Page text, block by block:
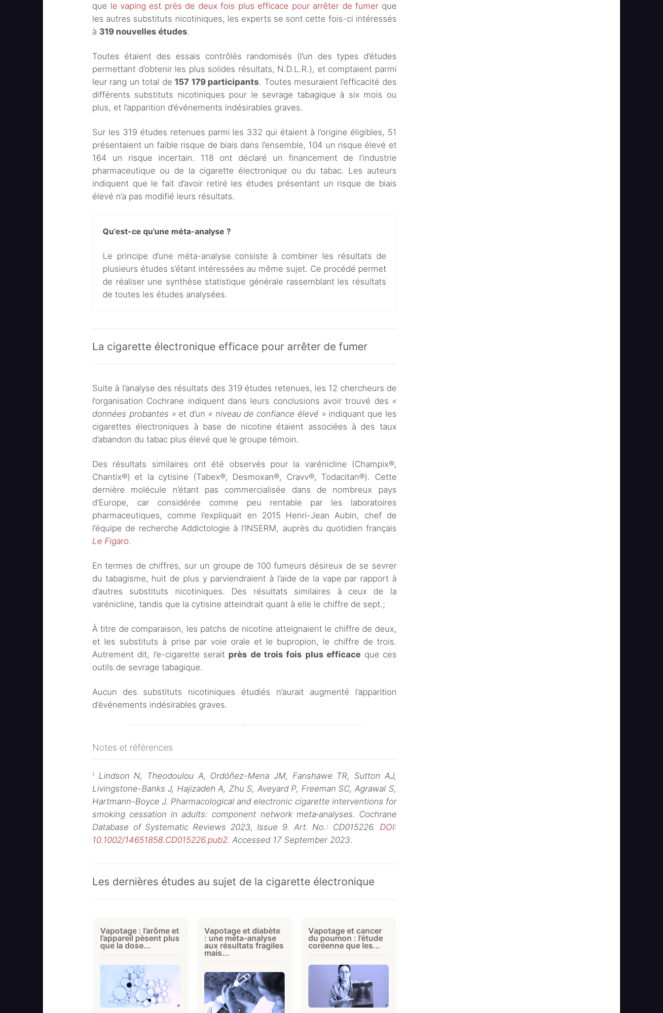
que le vaping est près de deux fois plus efficace pour arrêter de fumer que
les autres substituts nicotiniques, les experts se sont cette fois-ci intéressés
à 319 nouvelles études.
Toutes étaient des essais contrôlés randomisés (l’un des types d’études
permettant d’obtenir les plus solides résultats, N.D.L.R.), et comptaient parmi
leur rang un total de157 179 participants. Toutes mesuraient l’efficacité des
différents substituts nicotiniques pour le sevrage tabagique à six mois ou
plus, et l’apparition d’événements indésirables graves.
Sur les 319 études retenues parmi les 332 qui étaient à l’origine éligibles, 51
présentaient un faible risque de biais dans l’ensemble, 104 un risque élevé et
164 un risque incertain. 118 ont déclaré un financement de l’industrie
pharmaceutique ou de la cigarette électronique ou du tabac. Les auteurs
indiquent que le fait d’avoir retiré les études présentant un risque de biais
élevé n’a pas modifié leurs résultats.
Qu’est-ce qu’une méta-analyse ?
Le principe d’une méta-analyse consiste à combiner les résultats de
plusieurs études s’étant intéressées au même sujet. Ce procédé permet
de réaliser une synthèse statistique générale rassemblant les résultats
de toutes les études analysées.
La cigarette électronique efficace pour arrêter de fumer
Suite à l’analyse des résultats des 319 études retenues, les 12 chercheurs de
l’organisation Cochrane indiquent dans leurs conclusions avoir trouvé des «
données probantes » et d’un « niveau de confiance élevé » indiquant que les
cigarettes électroniques à base de nicotine étaient associées à des taux
d’abandon du tabac plus élevé que le groupe témoin.
Des résultats similaires ont été observés pour la varénicline (Champix®,
Chantix®) et la cytisine (Tabex®, Desmoxan®, Cravv®, Todacitan®). Cette
dernière molécule n’étant pas commercialisée dans de nombreux pays
d’Europe, car considérée comme peu rentable par les laboratoires
pharmaceutiques, comme l’expliquait en 2015 Henri-Jean Aubin, chef de
l’équipe de recherche Addictologie à l’INSERM, auprès du quotidien français
Le Figaro.
En termes de chiffres, sur un groupe de 100 fumeurs désireux de se sevrer
du tabagisme, huit de plus y parviendraient à l’aide de la vape par rapport à
d’autres substituts nicotiniques. Des résultats similaires à ceux de la
varénicline, tandis que la cytisine atteindrait quant à elle le chiffre de sept.;
À titre de comparaison, les patchs de nicotine atteignaient le chiffre de deux,
et les substituts à prise par voie orale et le bupropion, le chiffre de trois.
Autrement dit, l’e-cigarette serait près de trois fois plus efficace que ces
outils de sevrage tabagique.
Aucun des substituts nicotiniques étudiés n’aurait augmenté l’apparition
d’événements indésirables graves.
Notes et références
1
Lindson N, Theodoulou A, Ordóñez-Mena JM, Fanshawe TR, Sutton AJ,
Livingstone-Banks J, Hajizadeh A, Zhu S, Aveyard P, Freeman SC, Agrawal S,
Hartmann-Boyce J. Pharmacological and electronic cigarette interventions for
smoking cessation in adults: component network meta‐analyses. Cochrane
Database of Systematic Reviews 2023, Issue 9. Art. No.: CD015226. DOI:
10.1002/14651858.CD015226.pub2. Accessed 17 September 2023.
Les dernières études au sujet de la cigarette électronique
Vapotage : l’arôme et
l’appareil pèsent plus
que la dose...
Vapotage et diabète
: une méta-analyse
aux résultats fragiles
mais...
Vapotage et cancer
du poumon : l’étude
coréenne que les...